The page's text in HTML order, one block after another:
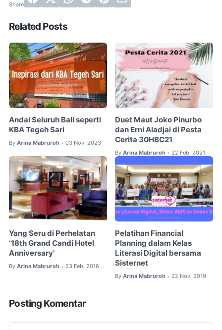
Related Posts
Andai Seluruh Bali seperti
KBA Tegeh Sari
By Arina Mabruroh • 03 Nov, 2023
Duet Maut Joko Pinurbo
dan Erni Aladjai di Pesta
Cerita 30HBC21
By Arina Mabruroh • 22 Feb, 2021
Yang Seru di Perhelatan
‘18th Grand Candi Hotel
Anniversary’
By Arina Mabruroh • 23 Feb, 2016
Pelatihan Financial
Planning dalam Kelas
Literasi Digital bersama
Sisternet
By Arina Mabruroh • 22 Nov, 2019
Posting Komentar